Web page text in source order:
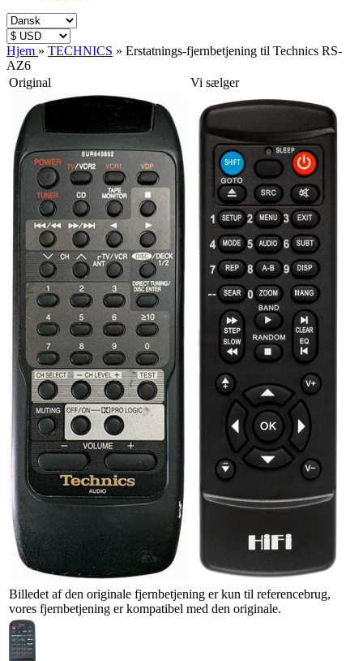
Hjem » TECHNICS » Erstatnings-fjernbetjening til Technics RS-
AZ6
Original
Vi sælger
Billedet af den originale fjernbetjening er kun til referencebrug,
vores fjernbetjening er kompatibel med den originale.